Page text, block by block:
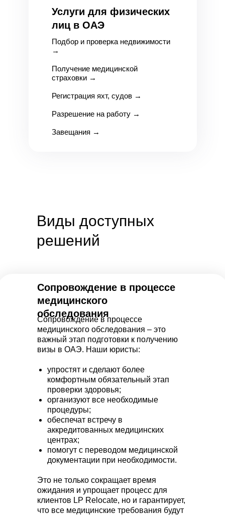
Услуги для физических
лиц в ОАЭ
Подбор и проверка недвижимости
→
Получение медицинской
страховки →
Регистрация яхт, судов →
Разрешение на работу →
Завещания →
Виды доступных
решений
Сопровождение в процессе
медицинского обследования – это
важный этап подготовки к получению
визы в ОАЭ. Наши юристы:
упростят и сделают более
комфортным обязательный этап
проверки здоровья;
организуют все необходимые
процедуры;
обеспечат встречу в
аккредитованных медицинских
центрах;
помогут с переводом медицинской
документации при необходимости.
Это не только сокращает время
ожидания и упрощает процесс для
клиентов LP Relocate, но и гарантирует,
что все медицинские требования будут
Сопровождение в процессе
медицинского
обследования